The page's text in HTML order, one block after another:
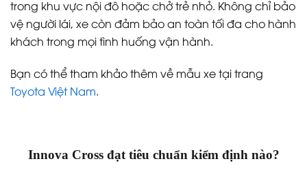
trong khu vực nội đô hoặc chở trẻ nhỏ. Không chỉ bảo
vệ người lái, xe còn đảm bảo an toàn tối đa cho hành
khách trong mọi tình huống vận hành.
Bạn có thể tham khảo thêm về mẫu xe tại trang
Toyota Việt Nam.
Innova Cross đạt tiêu chuẩn kiểm định nào?